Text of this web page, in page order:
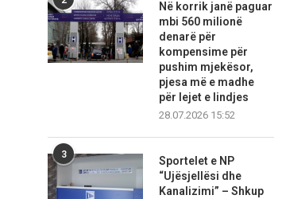
Në korrik janë paguar
mbi 560 milionë
denarë për
kompensime për
pushim mjekësor,
pjesa më e madhe
për lejet e lindjes
28.07.2026 15:52
3
Sportelet e NP
“Ujësjellësi dhe
Kanalizimi” – Shkup